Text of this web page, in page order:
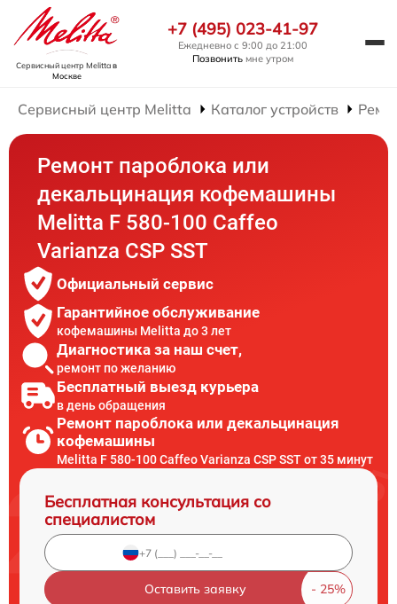
Сервисный центр Melittaв
Москве
+7 (495) 023-41-97
Ежедневно с 9:00 до 21:00
Позвонить мне утром
Сервисный центр Melitta Каталог устройств
Ремонт пароблока или
декальцинация кофемашины
Melitta F 580-100 Caffeo
Varianza CSP SST
Официальный сервис
Гарантийное обслуживание
кофемашины Melitta до 3 лет
Диагностика за наш счет,
ремонт по желанию
Бесплатный выезд курьера
в день обращения
Ремонт пароблока или декальцинация
кофемашины
Melitta F 580-100 Caffeo Varianza CSP SST от 35 минут
Бесплатная консультация со
специалистом
Оставить заявку